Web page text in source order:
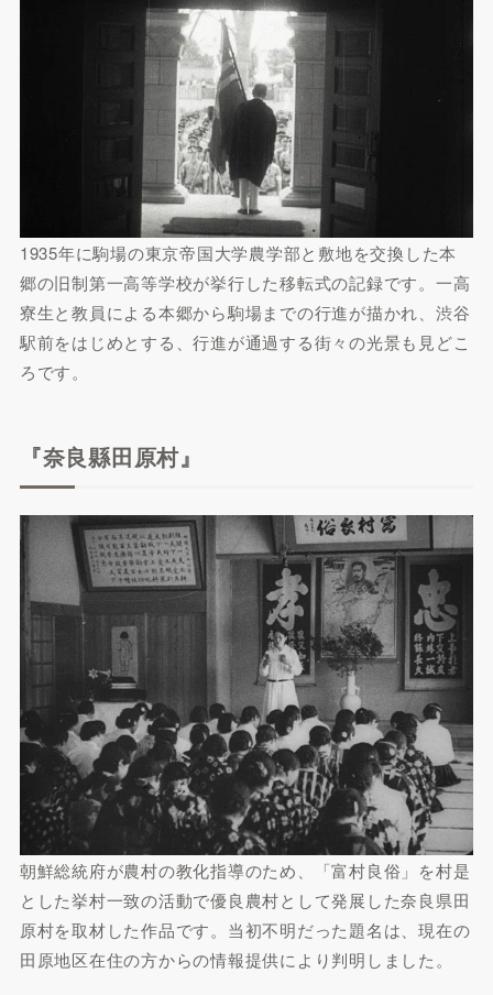
1935年に駒場の東京帝国大学農学部と敷地を交換した本
郷の旧制第一高等学校が挙行した移転式の記録です。一高
寮生と教員による本郷から駒場までの行進が描かれ、渋谷
駅前をはじめとする、行進が通過する街々の光景も見どこ
ろです。
『奈良縣田原村』
朝鮮総統府が農村の教化指導のため、「富村良俗」を村是
とした挙村一致の活動で優良農村として発展した奈良県田
原村を取材した作品です。当初不明だった題名は、現在の
田原地区在住の方からの情報提供により判明しました。